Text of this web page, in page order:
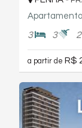
3 3 2
a partir de R$